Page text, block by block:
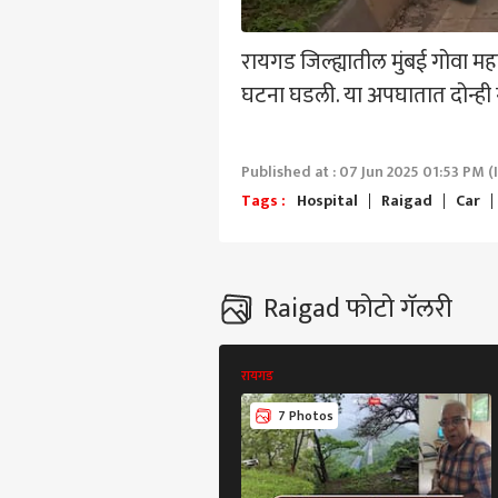
रायगड जिल्ह्यातील मुंबई गोवा
घटना घडली. या अपघातात
Published at : 07 Jun 2025 01:53 PM
Tags : Hospital Raigad Car
Raigad फोटो गॅलरी
रायगड
7 Photos
आमच्यासोबत जाहिरात करा
प्रायव्हसी पॉलिसी
करिअर
फीडबॅक
LOGIN